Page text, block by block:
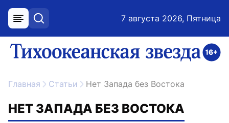
меню поиск 7 августа 2026, Пятница
ссылка на главную
Главная Статьи Нет Запада без Востока
НЕТ ЗАПАДА БЕЗ ВОСТОКА